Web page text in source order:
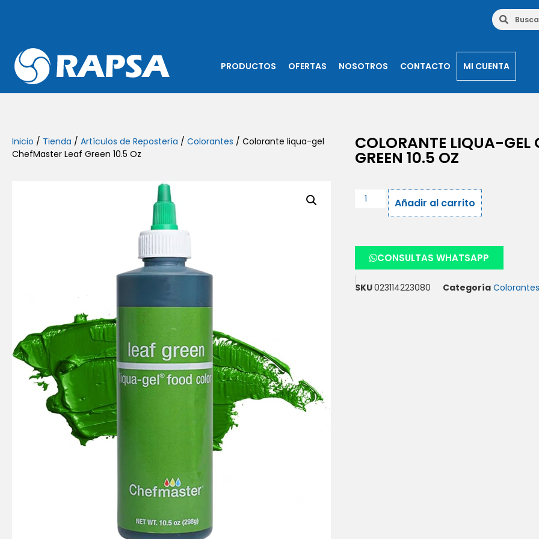
PRODUCTOS OFERTAS NOSOTROS CONTACTO MI CUENTA
Inicio / Tienda / Artículos de Repostería / Colorantes / Colorante liqua-gel
ChefMaster Leaf Green 10.5 Oz
COLORANTE LIQUA-GEL
GREEN 10.5 OZ
Añadir al carrito
CONSULTAS WHATSAPP
SKU023114223080 Categoría Colorantes